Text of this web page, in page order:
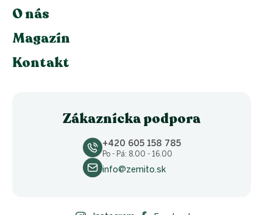
O nás
Magazín
Kontakt
Zákaznícka podpora
+420 605 158 785
Po - Pá: 8.00 - 16.00
info@zemito.sk